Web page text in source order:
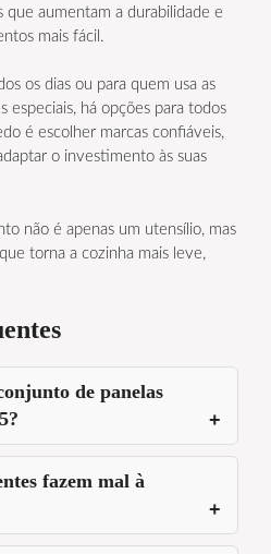
que aumentam a durabilidade e
mais fácil.
os dias ou para quem usa as
especiais, há opções para todos
é escolher marcas confiáveis,
o investimento às suas
não é apenas um utensílio, mas
torna a cozinha mais leve,
de panelas
fazem mal à